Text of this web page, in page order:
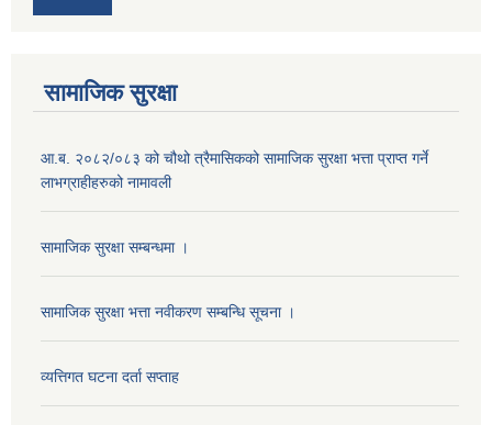
सामाजिक सुरक्षा
आ.ब. २०८२/०८३ को चौथो त्रैमासिकको सामाजिक सुरक्षा भत्ता प्राप्त गर्ने
लाभग्राहीहरुको नामावली
सामाजिक सुरक्षा सम्बन्धमा ।
सामाजिक सुरक्षा भत्ता नवीकरण सम्बन्धि सूचना ।
व्यत्तिगत घटना दर्ता सप्ताह